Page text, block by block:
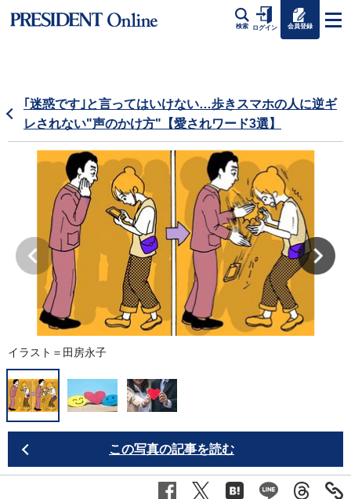
検索 ログイン 会員登録
｢迷惑です｣と言ってはいけない…歩きスマホの人に逆ギ
レされない"声のかけ方"【愛されワード3選】
イラスト＝田房永子
この写真の記事を読む